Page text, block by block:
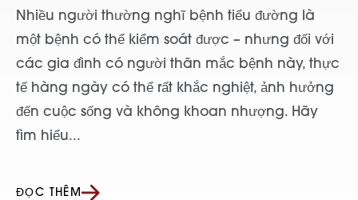
Nhiều người thường nghĩ bệnh tiểu đường là
một bệnh có thể kiểm soát được – nhưng đối với
các gia đình có người thân mắc bệnh này, thực
tế hàng ngày có thể rất khắc nghiệt, ảnh hưởng
đến cuộc sống và không khoan nhượng. Hãy
tìm hiểu...
ĐỌC THÊM